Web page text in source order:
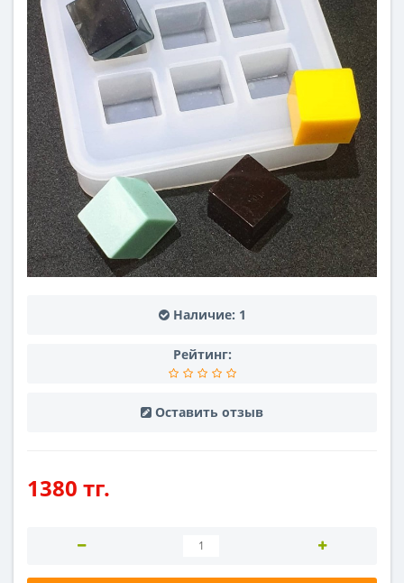
Наличие: 1
Рейтинг:
Оставить отзыв
1380 тг.